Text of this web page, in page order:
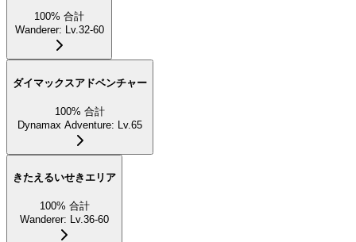
100% 合計
Wanderer: Lv.32-60
ダイマックスアドベンチャー
100% 合計
Dynamax Adventure: Lv.65
きたえるいせきエリア
100% 合計
Wanderer: Lv.36-60